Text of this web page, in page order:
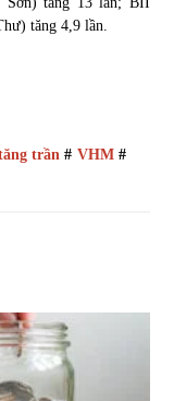
tăng 4,9 lần.
trần# VHM#